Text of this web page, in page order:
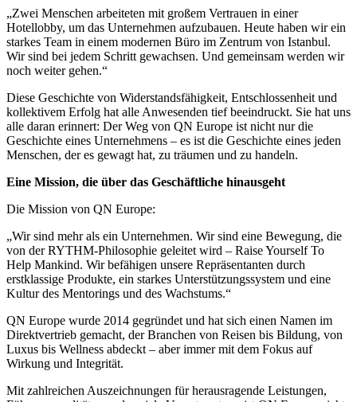
„Zwei Menschen arbeiteten mit großem Vertrauen in einer
Hotellobby, um das Unternehmen aufzubauen. Heute haben wir ein
starkes Team in einem modernen Büro im Zentrum von Istanbul.
Wir sind bei jedem Schritt gewachsen. Und gemeinsam werden wir
noch weiter gehen.“
Diese Geschichte von Widerstandsfähigkeit, Entschlossenheit und
kollektivem Erfolg hat alle Anwesenden tief beeindruckt. Sie hat uns
alle daran erinnert: Der Weg von QN Europe ist nicht nur die
Geschichte eines Unternehmens – es ist die Geschichte eines jeden
Menschen, der es gewagt hat, zu träumen und zu handeln.
Eine Mission, die über das Geschäftliche hinausgeht
Die Mission von QN Europe:
„Wir sind mehr als ein Unternehmen. Wir sind eine Bewegung, die
von der RYTHM-Philosophie geleitet wird – Raise Yourself To
Help Mankind. Wir befähigen unsere Repräsentanten durch
erstklassige Produkte, ein starkes Unterstützungssystem und eine
Kultur des Mentorings und des Wachstums.“
QN Europe wurde 2014 gegründet und hat sich einen Namen im
Direktvertrieb gemacht, der Branchen von Reisen bis Bildung, von
Luxus bis Wellness abdeckt – aber immer mit dem Fokus auf
Wirkung und Integrität.
Mit zahlreichen Auszeichnungen für herausragende Leistungen,